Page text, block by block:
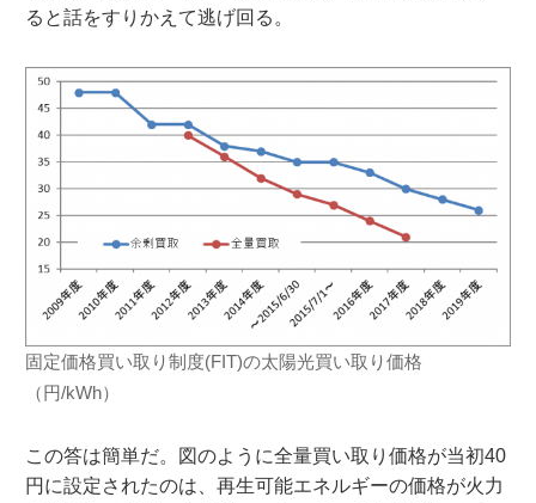
ると話をすりかえて逃げ回る。
固定価格買い取り制度(FIT)の太陽光買い取り価格
（円/kWh）
この答は簡単だ。図のように全量買い取り価格が当初40
円に設定されたのは、再生可能エネルギーの価格が火力